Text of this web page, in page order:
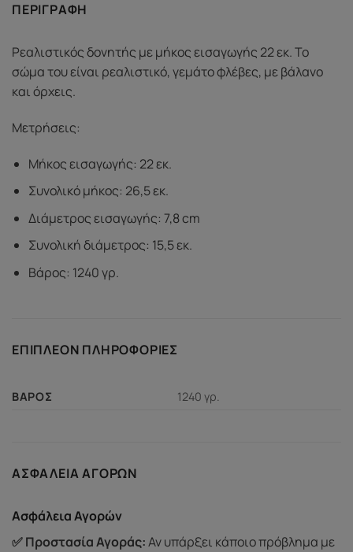
ΠΕΡΙΓΡΑΦΉ
Ρεαλιστικός δονητής με μήκος εισαγωγής 22 εκ. Το
σώμα του είναι ρεαλιστικό, γεμάτο φλέβες, με βάλανο
και όρχεις.
Μετρήσεις:
Μήκος εισαγωγής: 22 εκ.
Συνολικό μήκος: 26,5 εκ.
Διάμετρος εισαγωγής: 7,8 cm
Συνολική διάμετρος: 15,5 εκ.
Βάρος: 1240 γρ.
ΕΠΙΠΛΈΟΝ ΠΛΗΡΟΦΟΡΊΕΣ
ΒΆΡΟΣ 1240 γρ.
ΑΣΦΆΛΕΙΑ ΑΓΟΡΏΝ
Ασφάλεια Αγορών
✅ Προστασία Αγοράς:Αν υπάρξει κάποιο πρόβλημα με